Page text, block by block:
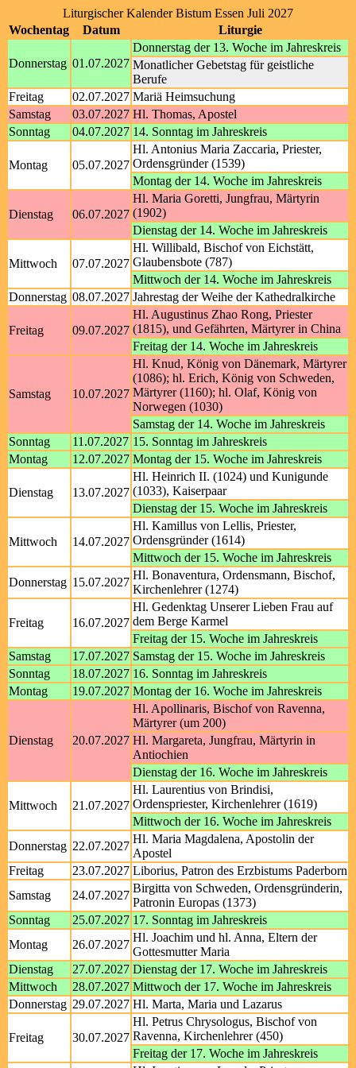
Liturgischer Kalender Bistum Essen Juli 2027
Wochentag
Datum Liturgie
Donnerstag 01.07.2027
Donnerstag der 13. Woche im Jahreskreis
Monatlicher Gebetstag für geistliche
Berufe
Freitag
02.07.2027 Mariä Heimsuchung
Samstag
03.07.2027 Hl. Thomas, Apostel
Sonntag
04.07.2027 14. Sonntag im Jahreskreis
Montag 05.07.2027
Hl. Antonius Maria Zaccaria, Priester,
Ordensgründer (1539)
Montag der 14. Woche im Jahreskreis
Dienstag 06.07.2027
Hl. Maria Goretti, Jungfrau, Märtyrin
(1902)
Dienstag der 14. Woche im Jahreskreis
Mittwoch 07.07.2027
Hl. Willibald, Bischof von Eichstätt,
Glaubensbote (787)
Mittwoch der 14. Woche im Jahreskreis
Donnerstag 08.07.2027 Jahrestag der Weihe der Kathedralkirche
Freitag 09.07.2027
Hl. Augustinus Zhao Rong, Priester
(1815), und Gefährten, Märtyrer in China
Freitag der 14. Woche im Jahreskreis
Samstag 10.07.2027
Hl. Knud, König von Dänemark, Märtyrer
(1086); hl. Erich, König von Schweden,
Märtyrer (1160); hl. Olaf, König von
Norwegen (1030)
Samstag der 14. Woche im Jahreskreis
Sonntag
11.07.2027 15. Sonntag im Jahreskreis
Montag
12.07.2027 Montag der 15. Woche im Jahreskreis
Dienstag 13.07.2027
Hl. Heinrich II. (1024) und Kunigunde
(1033), Kaiserpaar
Dienstag der 15. Woche im Jahreskreis
Mittwoch 14.07.2027
Hl. Kamillus von Lellis, Priester,
Ordensgründer (1614)
Mittwoch der 15. Woche im Jahreskreis
Donnerstag 15.07.2027
Hl. Bonaventura, Ordensmann, Bischof,
Kirchenlehrer (1274)
Freitag 16.07.2027
Hl. Gedenktag Unserer Lieben Frau auf
dem Berge Karmel
Freitag der 15. Woche im Jahreskreis
Samstag
17.07.2027 Samstag der 15. Woche im Jahreskreis
Sonntag
18.07.2027 16. Sonntag im Jahreskreis
Montag
19.07.2027 Montag der 16. Woche im Jahreskreis
Dienstag 20.07.2027
Hl. Apollinaris, Bischof von Ravenna,
Märtyrer (um 200)
Hl. Margareta, Jungfrau, Märtyrin in
Antiochien
Dienstag der 16. Woche im Jahreskreis
Mittwoch 21.07.2027
Hl. Laurentius von Brindisi,
Ordenspriester, Kirchenlehrer (1619)
Mittwoch der 16. Woche im Jahreskreis
Donnerstag 22.07.2027
Hl. Maria Magdalena, Apostolin der
Apostel
Freitag
23.07.2027 Liborius, Patron des Erzbistums Paderborn
Samstag
24.07.2027
Birgitta von Schweden, Ordensgründerin,
Patronin Europas (1373)
Sonntag
25.07.2027 17. Sonntag im Jahreskreis
Montag
26.07.2027
Hl. Joachim und hl. Anna, Eltern der
Gottesmutter Maria
Dienstag
27.07.2027 Dienstag der 17. Woche im Jahreskreis
Mittwoch
28.07.2027 Mittwoch der 17. Woche im Jahreskreis
Donnerstag 29.07.2027 Hl. Marta, Maria und Lazarus
Freitag 30.07.2027
Hl. Petrus Chrysologus, Bischof von
Ravenna, Kirchenlehrer (450)
Freitag der 17. Woche im Jahreskreis